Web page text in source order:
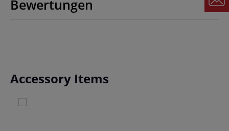
Bewertungen
Produktgalerie überspringen
Accessory Items